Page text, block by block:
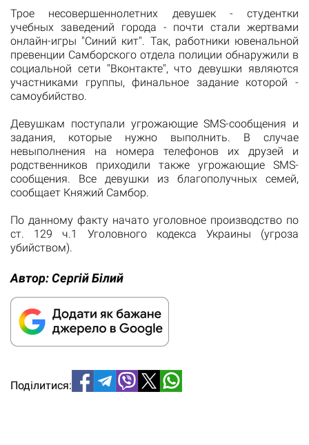
Трое несовершеннолетних девушек - студентки
учебных заведений города - почти стали жертвами
онлайн-игры "Синий кит". Так, работники ювенальной
превенции Самборского отдела полиции обнаружили в
социальной сети "Вконтакте", что девушки являются
участниками группы, финальное задание которой -
самоубийство.
Девушкам поступали угрожающие SMS-сообщения и
задания, которые нужно выполнить. В случае
невыполнения на номера телефонов их друзей и
родственников приходили также угрожающие SMS-
сообщения. Все девушки из благополучных семей,
сообщает Княжий Самбор.
По данному факту начато уголовное производство по
ст. 129 ч.1 Уголовного кодекса Украины (угроза
убийством).
Автор:Сергій Білий
Поділитися: